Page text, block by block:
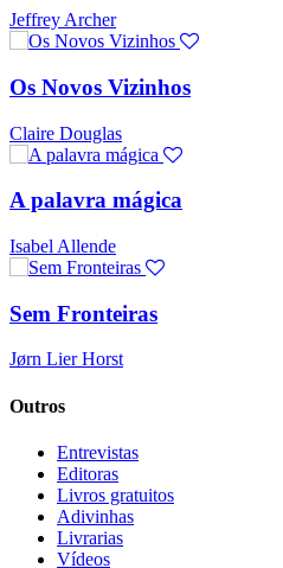
Jeffrey Archer
Os Novos Vizinhos
Claire Douglas
A palavra mágica
Isabel Allende
Sem Fronteiras
Jørn Lier Horst
Outros
Entrevistas
Editoras
Livros gratuitos
Adivinhas
Livrarias
Vídeos